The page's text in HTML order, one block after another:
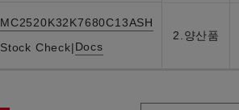
MC2520K32K7680C13ASH
Stock Check|Docs
2.양산품